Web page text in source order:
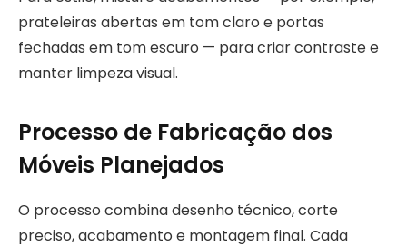
prateleiras abertas em tom claro e portas
fechadas em tom escuro — para criar contraste e
manter limpeza visual.
Processo de Fabricação dos
Móveis Planejados
O processo combina desenho técnico, corte
preciso, acabamento e montagem final. Cada